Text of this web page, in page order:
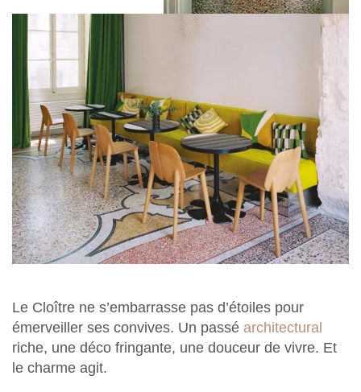
Le Cloître ne s’embarrasse pas d’étoiles pour
émerveiller ses convives. Un passé architectural
riche, une déco fringante, une douceur de vivre. Et
le charme agit.